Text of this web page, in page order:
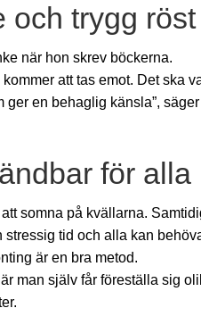
och trygg röst
när hon skrev böckerna.
att tas emot. Det ska
en behaglig känsla”,
för alla
somna på kvällarna.
tid och alla kan
är en bra metod.
man själv får föreställa sig